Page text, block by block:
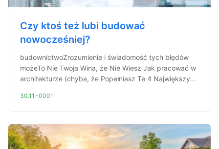
Czy ktoś też lubi budować
nowocześniej?
budownictwoZrozumienie i świadomość tych błędów
możeTo Nie Twoja Wina, że Nie Wiesz Jak pracować w
architekturze (chyba, że Popełniasz Te 4 Największy...
30.11.-0001